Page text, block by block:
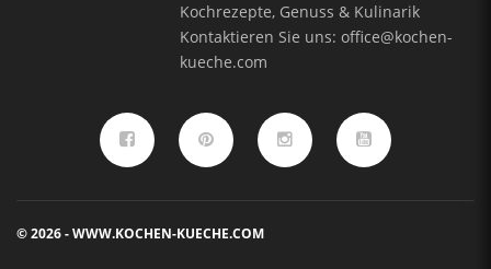
Kochrezepte, Genuss & Kulinarik
Kontaktieren Sie uns:office@kochen-
kueche.com
© 2026 - WWW.KOCHEN-KUECHE.COM